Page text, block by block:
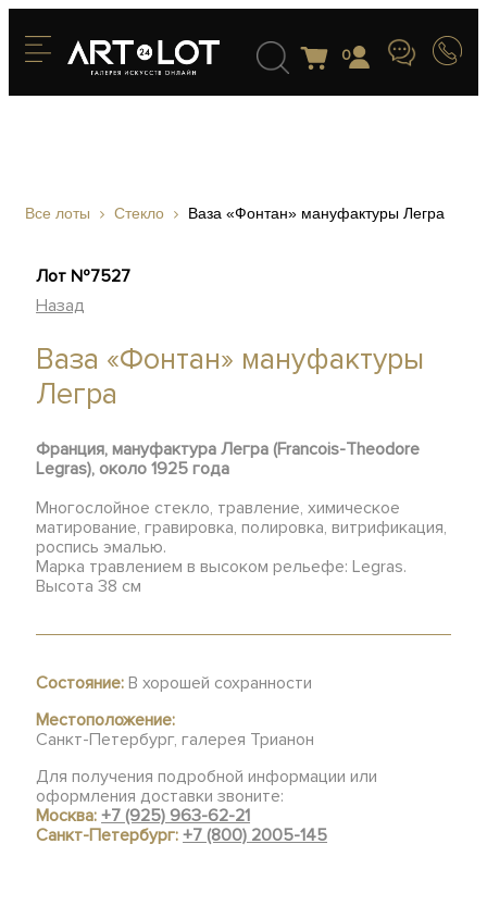
0
Все лоты Стекло Ваза «Фонтан» мануфактуры Легра
Лот №7527
Назад
Ваза «Фонтан» мануфактуры
Легра
Франция, мануфактура Легра (Francois-Theodore
Legras), около 1925 года
Многослойное стекло, травление, химическое
матирование, гравировка, полировка, витрификация,
роспись эмалью.
Марка травлением в высоком рельефе: Legras.
Высота 38 см
Состояние: В хорошей сохранности
Местоположение:
Санкт-Петербург, галерея Трианон
Для получения подробной информации или
оформления доставки звоните:
Москва:+7 (925) 963-62-21
Санкт-Петербург:+7 (800) 2005-145